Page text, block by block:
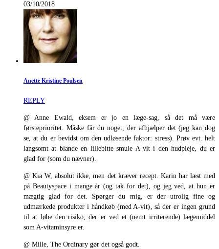
03/10/2018
Anette Kristine Poulsen
REPLY
@ Anne Ewald, eksem er jo en læge-sag, så det må være
førsteprioritet. Måske får du noget, der afhjælper det (jeg kan dog
se, at du er bevidst om den udløsende faktor: stress). Prøv evt. helt
langsomt at blande en lillebitte smule A-vit i den hudpleje, du er
glad for (som du nævner).
@ Kia W, absolut ikke, men det kræver recept. Karin har læst med
på Beautyspace i mange år (og tak for det), og jeg ved, at hun er
mægtig glad for det. Spørger du mig, er der utrolig fine og
udmærkede produkter i håndkøb (med A-vit), så der er ingen grund
til at løbe den risiko, der er ved et (nemt irriterende) lægemiddel
som A-vitaminsyre er.
@ Mille, The Ordinary gør det også godt.